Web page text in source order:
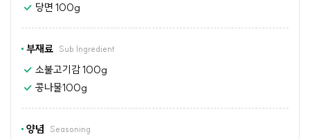
당면 100g
부재료 Sub Ingredient
소불고기감 100g
콩나물100g
양념 Seasoning